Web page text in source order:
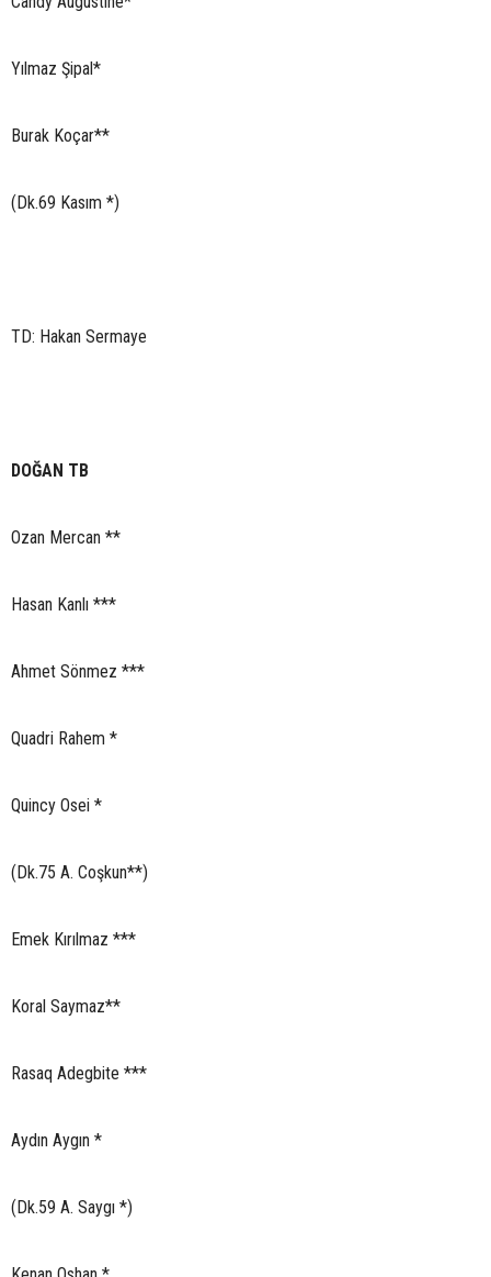
Yılmaz Şipal*
Burak Koçar**
(Dk.69 Kasım *)
TD: Hakan Sermaye
DOĞAN TB
Ozan Mercan **
Hasan Kanlı ***
Ahmet Sönmez ***
Quadri Rahem *
Quincy Osei *
(Dk.75 A. Coşkun**)
Emek Kırılmaz ***
Koral Saymaz**
Rasaq Adegbite ***
Aydın Aygın *
(Dk.59 A. Saygı *)